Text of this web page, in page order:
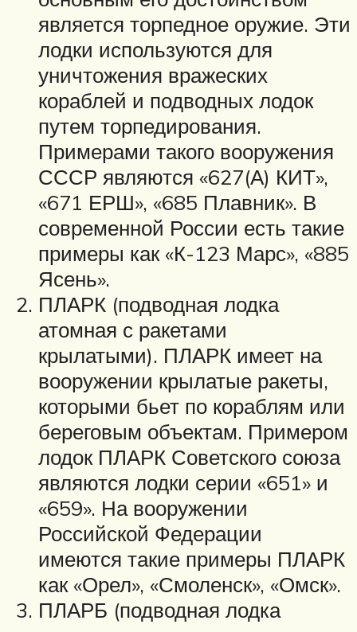
является торпедное оружие. Эти
лодки используются для
уничтожения вражеских
кораблей и подводных лодок
путем торпедирования.
Примерами такого вооружения
СССР являются «627(А) КИТ»,
«671 ЕРШ», «685 Плавник». В
современной России есть такие
примеры как «К-123 Марс», «885
Ясень».
ПЛАРК (подводная лодка
атомная с ракетами
крылатыми). ПЛАРК имеет на
вооружении крылатые ракеты,
которыми бьет по кораблям или
береговым объектам. Примером
лодок ПЛАРК Советского союза
являются лодки серии «651» и
«659». На вооружении
Российской Федерации
имеются такие примеры ПЛАРК
как «Орел», «Смоленск», «Омск».
ПЛАРБ (подводная лодка